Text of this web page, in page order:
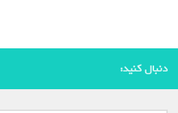
دنبال کنید: